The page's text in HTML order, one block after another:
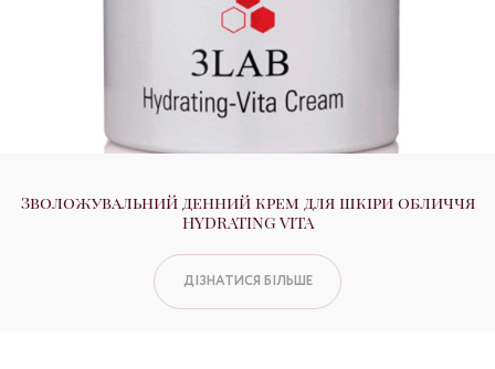
Зволожувальний денний крем для шкіри обличчя
HYDRATING VITA
ДІЗНАТИСЯ БІЛЬШЕ